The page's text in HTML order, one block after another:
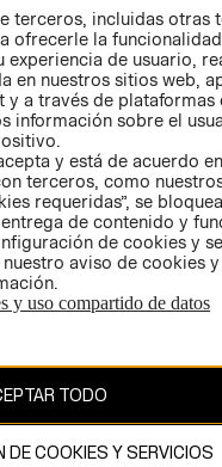
- RETIRO EN
TIENDA
TÉRMINOS Y
CONDICIONES
AVISO DE
PRIVACIDAD
GIFT CARD
AVISO DE
COOKIES
terceros, incluidas otras
ofrecerle la
de usuario,
en nuestros sitios web,
a través de plataformas
información sobre el
y está de acuerdo
terceros, como
requeridas”, se
de contenido y
de cookies y
aviso de cookies
y uso compartido de datos
TODO
DE COOKIES Y SERVICIOS